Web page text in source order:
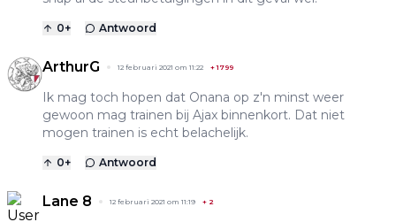
0+ Antwoord
ArthurG 12 februari 2021 om 11:22 +1799
Ik mag toch hopen dat Onana op z'n minst weer
gewoon mag trainen bij Ajax binnenkort. Dat niet
mogen trainen is echt belachelijk.
0+ Antwoord
Lane 8 12 februari 2021 om 11:19 + 2